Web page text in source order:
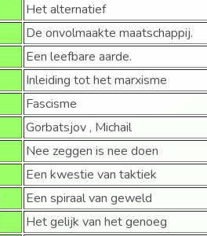
Het alternatief
De onvolmaakte maatschappij.
Een leefbare aarde.
Inleiding tot het marxisme
Fascisme
Gorbatsjov , Michail
Nee zeggen is nee doen
Een kwestie van taktiek
Een spiraal van geweld
Het gelijk van het genoeg